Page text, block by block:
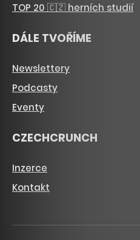
TOP 20 🇨🇿 herních studií
DÁLE TVOŘÍME
Newslettery
Podcasty
Eventy
CZECHCRUNCH
Inzerce
Kontakt